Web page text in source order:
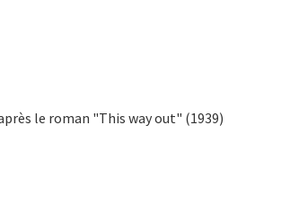
le roman "This way out" (1939)